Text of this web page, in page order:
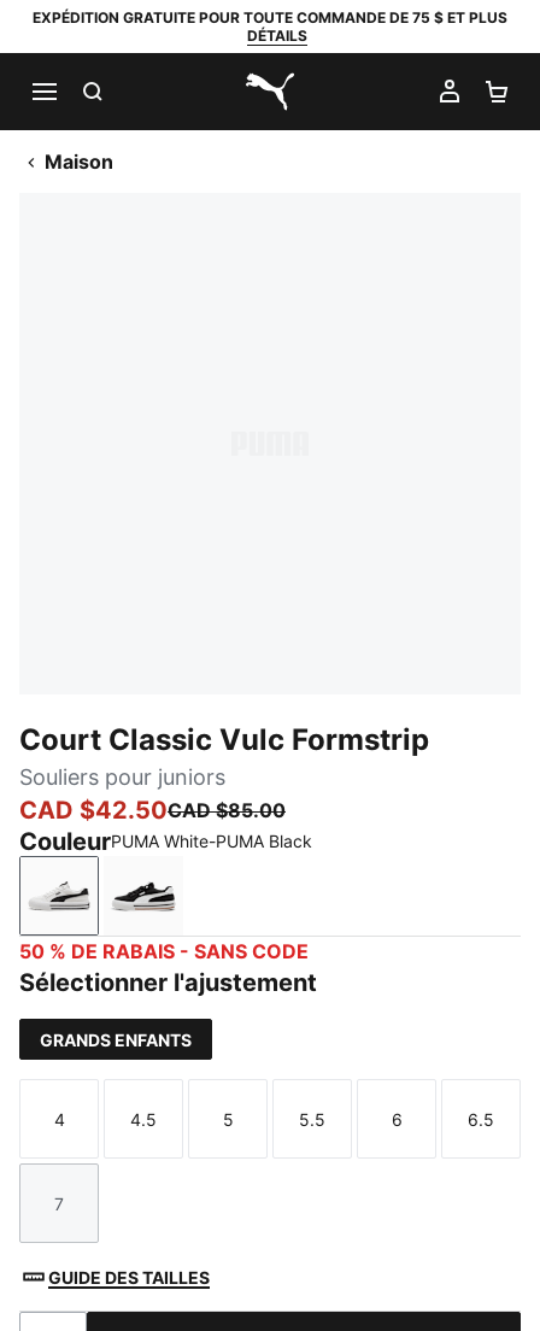
EXPÉDITION GRATUITE POUR TOUTE COMMANDE DE 75 $ ET PLUS
DÉTAILS
PUMA.com
MON
Maison
Court Classic Vulc Formstrip
Souliers pour juniors
CAD $42.50CAD $85.00
CouleurPUMA White-PUMA Black
PUMA White-PUMA Black
PUMA Black-PUMA White
50 % DE RABAIS - SANS CODE
Sélectionner l'ajustement
GRANDS ENFANTS
Taille
4
Taille
4.5
Taille
5
Taille
5.5
Taille
6
Taille
6.5
Taille
7
GUIDE DES TAILLES